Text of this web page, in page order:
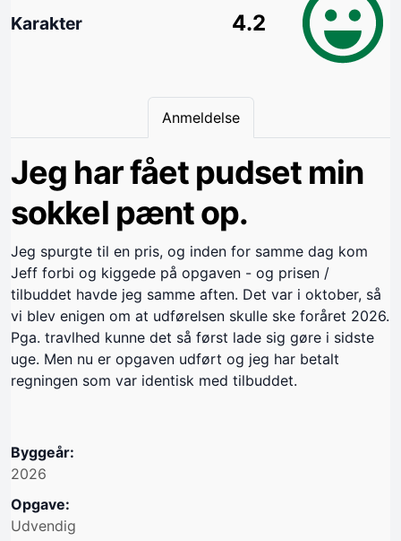
Karakter 4.2
Anmeldelse
Jeg har fået pudset min
sokkel pænt op.
Jeg spurgte til en pris, og inden for samme dag kom
Jeff forbi og kiggede på opgaven - og prisen /
tilbuddet havde jeg samme aften. Det var i oktober, så
vi blev enigen om at udførelsen skulle ske foråret 2026.
Pga. travlhed kunne det så først lade sig gøre i sidste
uge. Men nu er opgaven udført og jeg har betalt
regningen som var identisk med tilbuddet.
Byggeår:
2026
Opgave:
Udvendig